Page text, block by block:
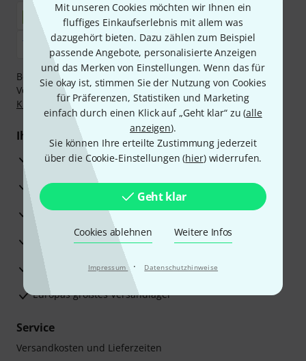
Mit unseren Cookies möchten wir Ihnen ein
fluffiges Einkaufserlebnis mit allem was
dazugehört bieten. Dazu zählen zum Beispiel
passende Angebote, personalisierte Anzeigen
und das Merken von Einstellungen. Wenn das für
Sie okay ist, stimmen Sie der Nutzung von Cookies
für Präferenzen, Statistiken und Marketing
einfach durch einen Klick auf „Geht klar“ zu (alle
anzeigen).
Sie können Ihre erteilte Zustimmung jederzeit
über die Cookie-Einstellungen (hier) widerrufen.
Geht klar
Cookies ablehnen Weitere Infos
Impressum · Datenschutzhinweise
Bezahlen Sie vertraulich und sicher per Nachnahme,
Vorkasse, PayPal, Amazon Pay,Klarna Sofort bezahlen,
Klarna Ratenzahlungoder Kreditkarte.
Ihre Vorteile
3 Jahre Thomann Garantie
30 Tage Money-Back-Garantie
Reparaturservice
Beratung durch Fachexperten
Zufriedenheitsgarantie
Europas größtes Versandlager
Service
Versandkosten und Lieferzeiten